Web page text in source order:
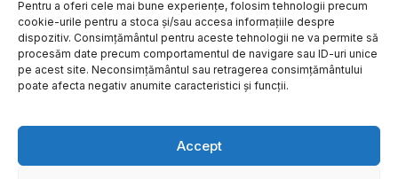
Pentru a oferi cele mai bune experiențe, folosim tehnologii precum
cookie-urile pentru a stoca și/sau accesa informațiile despre
dispozitiv. Consimțământul pentru aceste tehnologii ne va permite să
procesăm date precum comportamentul de navigare sau ID-uri unice
pe acest site. Neconsimțământul sau retragerea consimțământului
poate afecta negativ anumite caracteristici și funcții.
Accept